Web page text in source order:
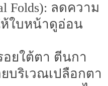
Folds): ลดความ
ใบหน้าดูอ่อน
อยใต้ตา ตีนกา
บริเวณเปลือกตา